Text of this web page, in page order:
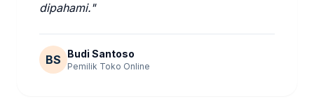
dipahami."
BS Budi Santoso
Pemilik Toko Online